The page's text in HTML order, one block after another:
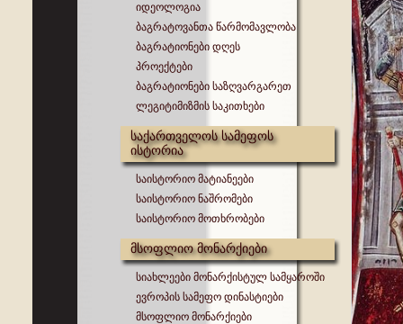
იდეოლოგია
ბაგრატოვანთა წარმომავლობა
ბაგრატიონები დღეს
პროექტები
ბაგრატიონები საზღვარგარეთ
ლეგიტიმიზმის საკითხები
საქართველოს სამეფოს
ისტორია
საისტორიო მატიანეები
საისტორიო ნაშრომები
საისტორიო მოთხრობები
მსოფლიო მონარქიები
სიახლეები მონარქისტულ სამყაროში
ევროპის სამეფო დინასტიები
მსოფლიო მონარქიები